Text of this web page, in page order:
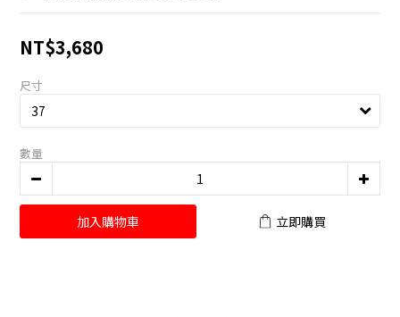
NT$3,680
尺寸
數量
加入購物車 立即購買